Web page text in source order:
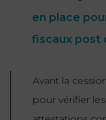
en place
fiscaux post
Avant la
pour vérifier